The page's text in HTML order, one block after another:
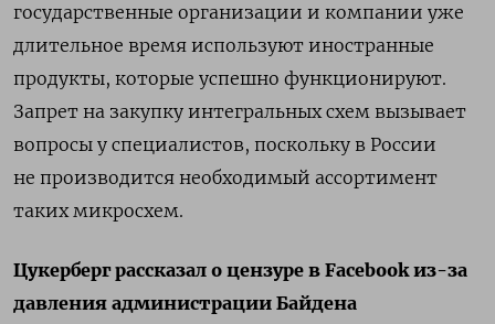
государственные организации и компании уже
длительное время используют иностранные
продукты, которые успешно функционируют.
Запрет на закупку интегральных схем вызывает
вопросы у специалистов, поскольку в России
не производится необходимый ассортимент
таких микросхем.
Цукерберг рассказал о цензуре в Facebook из-за
давления администрации Байдена